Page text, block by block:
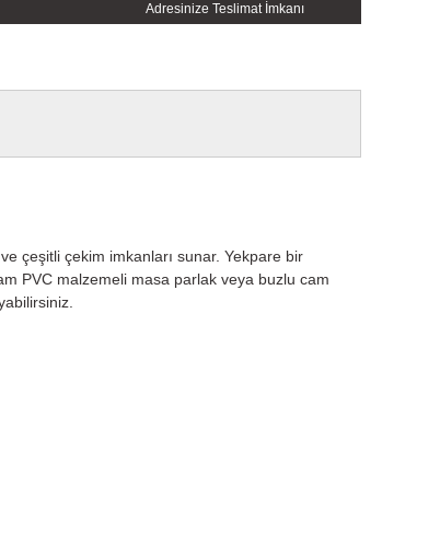
Adresinize Teslimat İmkanı
çeşitli çekim imkanları sunar. Yekpare bir
PVC malzemeli masa parlak veya buzlu cam